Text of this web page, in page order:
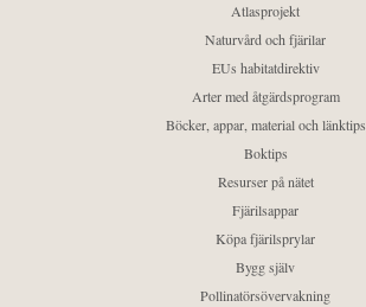
Atlasprojekt
Naturvård och fjärilar
EUs habitatdirektiv
Arter med åtgärdsprogram
Böcker, appar, material och länktips
Boktips
Resurser på nätet
Fjärilsappar
Köpa fjärilsprylar
Bygg själv
Pollinatörsövervakning